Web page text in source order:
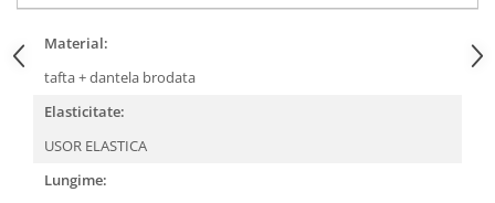
Material:
tafta + dantela brodata
Elasticitate:
USOR ELASTICA
Lungime: